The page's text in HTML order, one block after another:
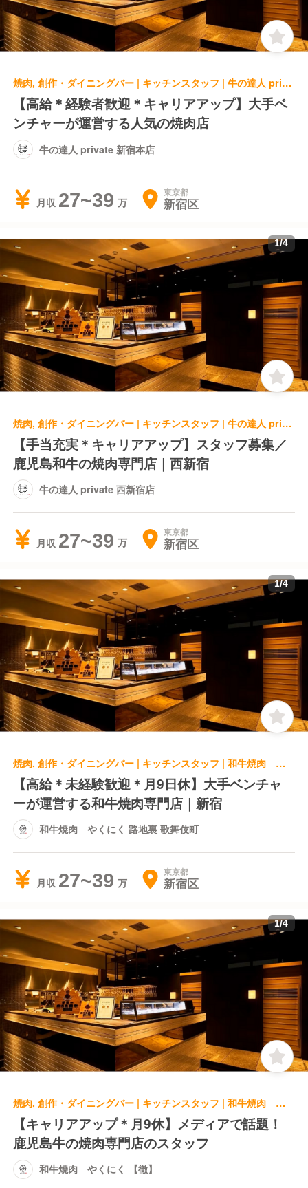
焼肉, 創作・ダイニングバー | キッチンスタッフ | 牛の達人 private 新宿本店
【高給＊経験者歓迎＊キャリアアップ】大手ベ
ンチャーが運営する人気の焼肉店
牛の達人 private 新宿本店
月収 27~39 東京都
新宿区
1/4
焼肉, 創作・ダイニングバー | キッチンスタッフ | 牛の達人 private 西新宿店
【手当充実＊キャリアアップ】スタッフ募集／
鹿児島和牛の焼肉専門店｜西新宿
牛の達人 private 西新宿店
月収 27~39 東京都
新宿区
1/4
焼肉, 創作・ダイニングバー | キッチンスタッフ | 和牛焼肉 やくにく 路地裏 歌舞伎町
【高給＊未経験歓迎＊月9日休】大手ベンチャ
ーが運営する和牛焼肉専門店｜新宿
和牛焼肉 やくにく 路地裏 歌舞伎町
月収 27~39 東京都
新宿区
1/4
焼肉, 創作・ダイニングバー | キッチンスタッフ | 和牛焼肉 やくにく 【徹】
【キャリアアップ＊月9休】メディアで話題！
鹿児島牛の焼肉専門店のスタッフ
和牛焼肉 やくにく 【徹】